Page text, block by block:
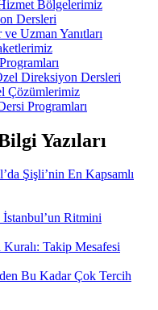
Bölgelerimiz
Dersleri
Uzman Yanıtları
Direksiyon Dersleri
Çözümlerimiz
Programları
Yazıları
Şişli’nin En Kapsamlı
Ritmini
Takip Mesafesi
Bu Kadar Çok Tercih